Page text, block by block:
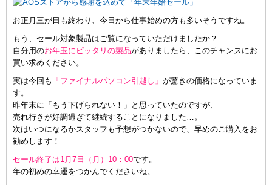
お正月三が日も終わり、今日から仕事始めの方も多いそうですね。
もう、セール対象製品はご覧になっていただけましたか？
自分用のお年玉にピッタリの製品がありましたら、このチャンスにお
買い求めください。
実は今回も 「ファイナルパソコン引越し」 が驚きの価格になっていま
す。
昨年末に「もう下げられない！」と思っていたのですが、
売れ行きが好調過ぎて継続することになりました…。
次はいつになるかスタッフも予想がつかないので、早めのご購入をお
勧めします！
セール終了は1月7日（月）10：00です。
年の初めの幸運をつかんでくださいね。